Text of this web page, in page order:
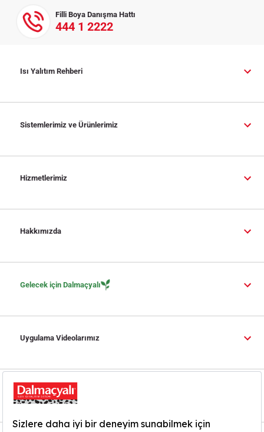
Filli Boya Danışma Hattı
444 1 2222
Isı Yalıtım Rehberi
Sistemlerimiz ve Ürünlerimiz
Hizmetlerimiz
Hakkımızda
Gelecek için Dalmaçyalı
Uygulama Videolarımız
Yardım ve İletişim